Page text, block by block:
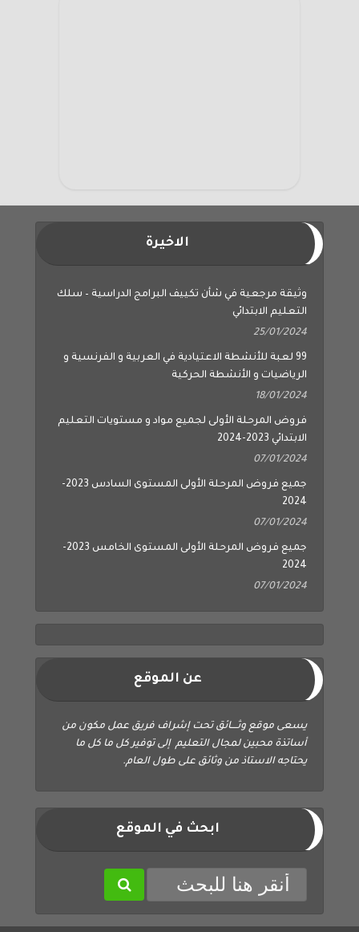
الاخيرة
وثيقة مرجعية في شأن تكييف البرامج الدراسية – سلك
التعليم الابتدائي
25/01/2024
99 لعبة للأنشطة الاعتيادية في العربية و الفرنسية و
الرياضيات و الأنشطة الحركية
18/01/2024
فروض المرحلة الأولى لجميع مواد و مستويات التعليم
الابتدائي 2023-2024
07/01/2024
جميع فروض المرحلة الأولى المستوى السادس 2023-
2024
07/01/2024
جميع فروض المرحلة الأولى المستوى الخامس 2023-
2024
07/01/2024
عن الموقع
يسعى موقع وثــــائق تحت إشراف فريق عمل مكون من
أساتذة محبين لمجال التعليم إلى توفير كل ما كل ما
يحتاجه الاستاذ من وثائق على طول العام.
ابحث في الموقع